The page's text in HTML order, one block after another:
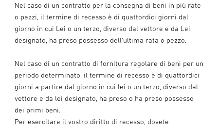
Nel caso di un contratto per la consegna di beni in più rate
o pezzi, il termine di recesso è di quattordici giorni dal
giorno in cui Lei o un terzo, diverso dal vettore e da Lei
designato, ha preso possesso dell'ultima rata o pezzo.
Nel caso di un contratto di fornitura regolare di beni per un
periodo determinato, il termine di recesso è di quattordici
giorni a partire dal giorno in cui lei o un terzo, diverso dal
vettore e da lei designato, ha preso o ha preso possesso
dei primi beni.
Per esercitare il vostro diritto di recesso, dovete